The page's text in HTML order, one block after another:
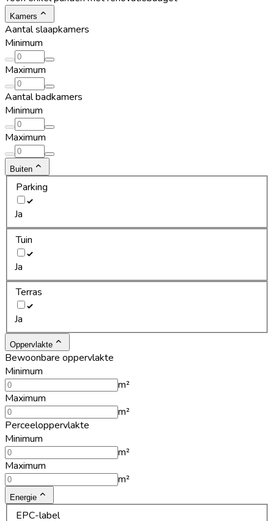
Kamers
Aantal slaapkamers
Minimum
Maximum
Aantal badkamers
Minimum
Maximum
Buiten
Parking
Ja
Tuin
Ja
Terras
Ja
Oppervlakte
Bewoonbare oppervlakte
Minimum
m²
Maximum
m²
Perceeloppervlakte
Minimum
m²
Maximum
m²
Energie
EPC-label